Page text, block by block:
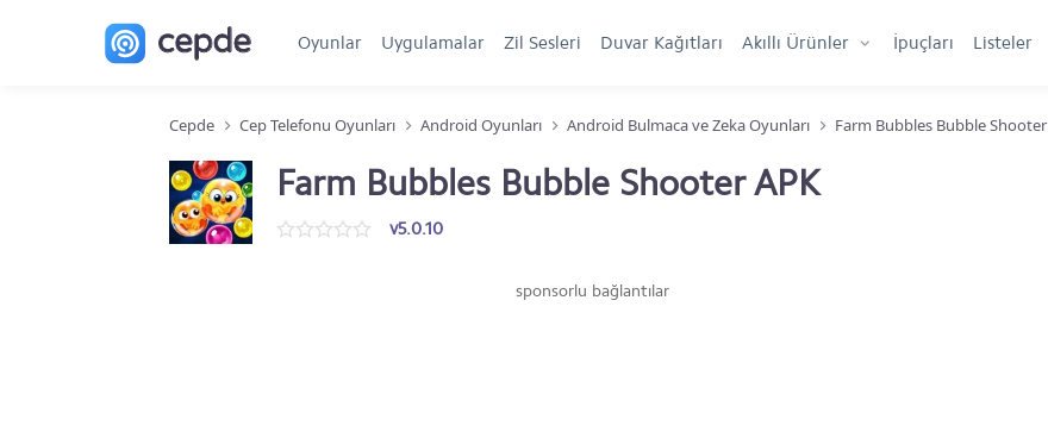
Oyunlar Uygulamalar Zil Sesleri Duvar Kağıtları Akıllı Ürünler İpuçları Listeler
Cepde Cep Telefonu Oyunları Android Oyunları Android Bulmaca ve Zeka Oyunları Farm Bubbles Bubble Shooter
Farm Bubbles Bubble Shooter APK
v5.0.10
sponsorlu bağlantılar